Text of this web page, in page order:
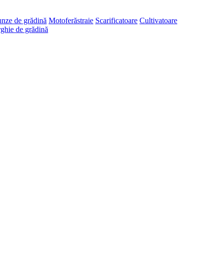
de grădină Motoferăstraie Scarificatoare Cultivatoare
de grădină